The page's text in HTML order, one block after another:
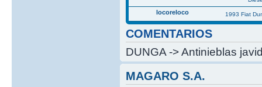
locoreloco 1993 Fiat
COMENTARIOS
DUNGA -> Antinieblas
MAGARO S.A.